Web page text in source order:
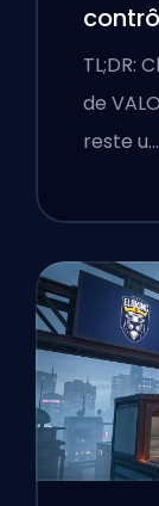
TL;DR:
de
reste u…